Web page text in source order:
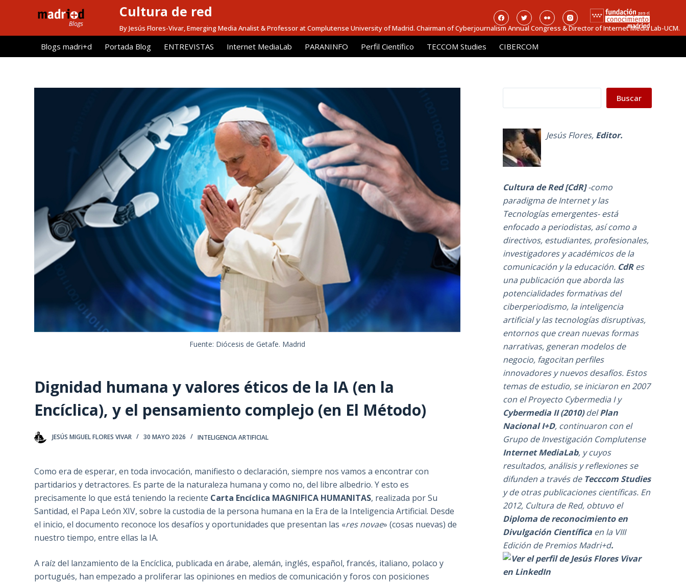
l
Cultura de red
By Jesús Flores-Vivar, Emerging Media Analist & Professor at Complutense University of Madrid. Chairman of Cyberjournalism Annual Congress & Director of Internet Media Lab-UCM.
Blogs madri+d Portada Blog ENTREVISTAS Internet MediaLab PARANINFO Perfil Científico TECCOM Studies CIBERCOM
Fuente: Diócesis de Getafe. Madrid
Dignidad humana y valores éticos de la IA (en la
Encíclica), y el pensamiento complejo (en El Método)
JESÚS MIGUEL FLORES VIVAR 30 MAYO 2026 INTELIGENCIA ARTIFICIAL
Como era de esperar, en toda invocación, manifiesto o declaración, siempre nos vamos a encontrar con
partidarios y detractores. Es parte de la naturaleza humana y como no, del libre albedrio. Y esto es
precisamente lo que está teniendo la reciente Carta Encíclica MAGNIFICA HUMANITAS, realizada por Su
Santidad, el Papa León XIV, sobre la custodia de la persona humana en la Era de la Inteligencia Artificial. Desde
el inicio, el documento reconoce los desafíos y oportunidades que presentan las «res novae» (cosas nuevas) de
nuestro tiempo, entre ellas la IA.
A raíz del lanzamiento de la Encíclica, publicada en árabe, alemán, inglés, español, francés, italiano, polaco y
portugués, han empezado a proliferar las opiniones en medios de comunicación y foros con posiciones
Buscar
Jesús Flores, Editor.
Cultura de Red [CdR]-como
paradigma de Internet y las
Tecnologías emergentes-está
enfocado a periodistas, así como a
directivos, estudiantes, profesionales,
investigadores y académicos de la
comunicación y la educación. CdRes
una publicación que aborda las
potencialidades formativas del
ciberperiodismo, la inteligencia
artificial y las tecnologías disruptivas,
entornos que crean nuevas formas
narrativas, generan modelos de
negocio, fagocitan perfiles
innovadores y nuevos desafíos. Estos
temas de estudio, se iniciaron en 2007
con el Proyecto Cybermedia I y
Cybermedia II (2010) delPlan
Nacional I+D, continuaron con el
Grupo de Investigación Complutense
Internet MediaLab, y cuyos
resultados, análisis y reflexiones se
difunden a través de Tecccom Studies
y de otras publicaciones científicas. En
2012, Cultura de Red, obtuvo el
Diploma de reconocimiento en
Divulgación Científica en la VIII
Edición de Premios Madri+d.